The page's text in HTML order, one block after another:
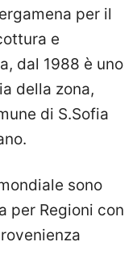
per il
e
dal 1988 è uno
della zona,
di S.Sofia
sono
per Regioni con